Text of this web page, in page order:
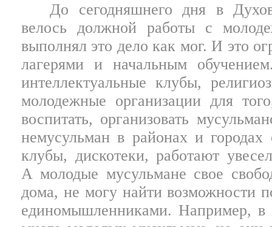
До сегодняшнего дня в
велось должной работы с
выполнял это дело как мог. И это
лагерями и начальным
интеллектуальные клубы,
молодежные организации для
воспитать, организовать
немусульман в районах и городах
клубы, дискотеки, работают
А молодые мусульмане свое
дома, не могу найти возможности
единомышленниками. Например, в